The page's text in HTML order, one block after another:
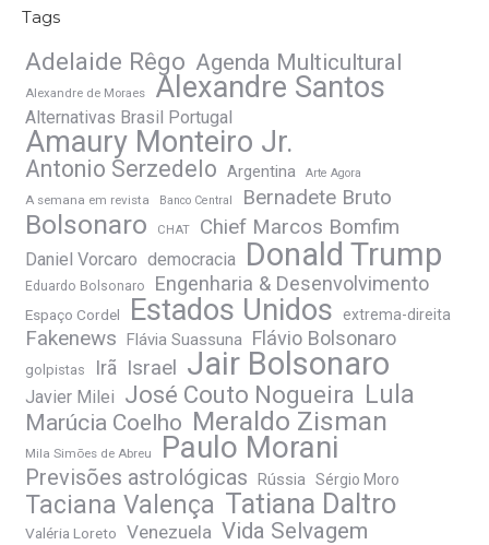
Tags
Adelaide Rêgo Agenda Multicultural
Alexandre de Moraes Alexandre Santos
Alternativas Brasil Portugal
Amaury Monteiro Jr.
Antonio Serzedelo Argentina Arte Agora
A semana em revista Banco Central Bernadete Bruto
Bolsonaro CHAT Chief Marcos Bomfim
Daniel Vorcaro democracia Donald Trump
Eduardo Bolsonaro Engenharia & Desenvolvimento
Espaço Cordel Estados Unidos extrema-direita
Fakenews Flávia Suassuna Flávio Bolsonaro
golpistas Irã Israel Jair Bolsonaro
Javier Milei José Couto Nogueira Lula
Marúcia Coelho Meraldo Zisman
Mila Simões de Abreu Paulo Morani
Previsões astrológicas Rússia Sérgio Moro
Taciana Valença Tatiana Daltro
Valéria Loreto Venezuela Vida Selvagem